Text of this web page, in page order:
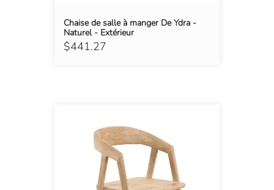
$441.27
Chaise de salle à manger De Ydra -
Naturel - Extérieur